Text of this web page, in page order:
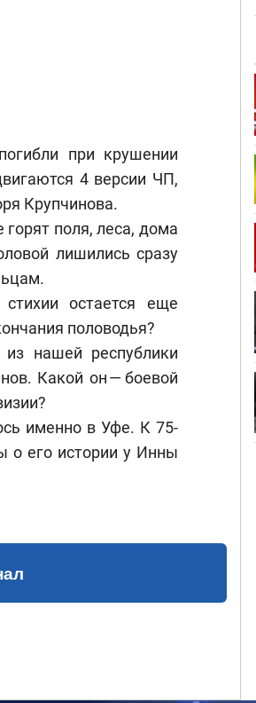
при крушении
4 версии ЧП,
Крупчинова.
поля, леса, дома
лишились сразу
остается еще
половодья?
нашей республики
Какой он — боевой
именно в Уфе. К 75-
о его истории у Инны